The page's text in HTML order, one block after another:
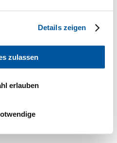
Details zeigen
zulassen
erlauben